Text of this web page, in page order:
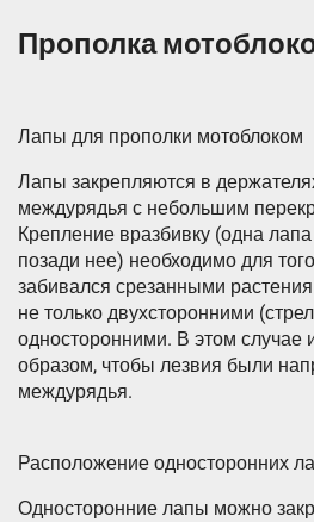
Прополка
Лапы для прополки мотоблоком
Лапы закрепляются в
междурядья с небольшим
Крепление вразбивку (одна
позади нее) необходимо для
забивался срезанными
не только двухсторонними
односторонними. В этом случае
образом, чтобы лезвия были
междурядья.
Расположение односторонних
Односторонние лапы можно